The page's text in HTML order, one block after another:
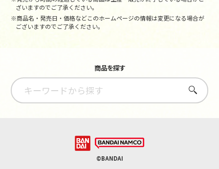
ざいますのでご了承ください。
※商品名・発売日・価格などこのホームページの情報は変更になる場合が
ございますのでご了承ください。
商品を探す
さがす
©BANDAI